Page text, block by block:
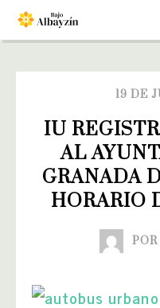
19 DE
IU
AL
GRANADA
HORARIO